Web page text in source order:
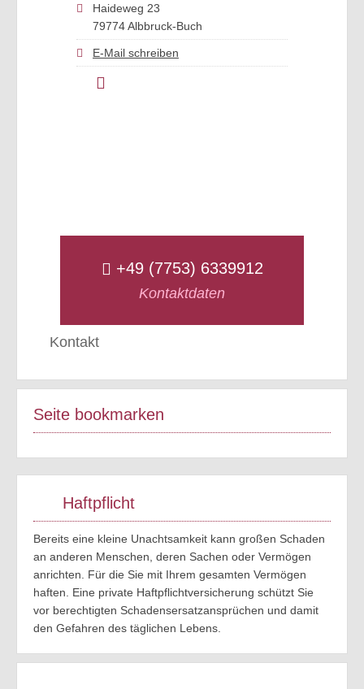
Haideweg 23
79774 Albbruck-Buch
E-Mail schreiben
+49 (7753) 6339912
Kontaktdaten
Kontakt
Seite bookmarken
Haftpflicht
Bereits eine kleine Unachtsamkeit kann großen Schaden
an anderen Menschen, deren Sachen oder Vermögen
anrichten. Für die Sie mit Ihrem gesamten Vermögen
haften. Eine private Haftpflichtversicherung schützt Sie
vor berechtigten Schadensersatzansprüchen und damit
den Gefahren des täglichen Lebens.